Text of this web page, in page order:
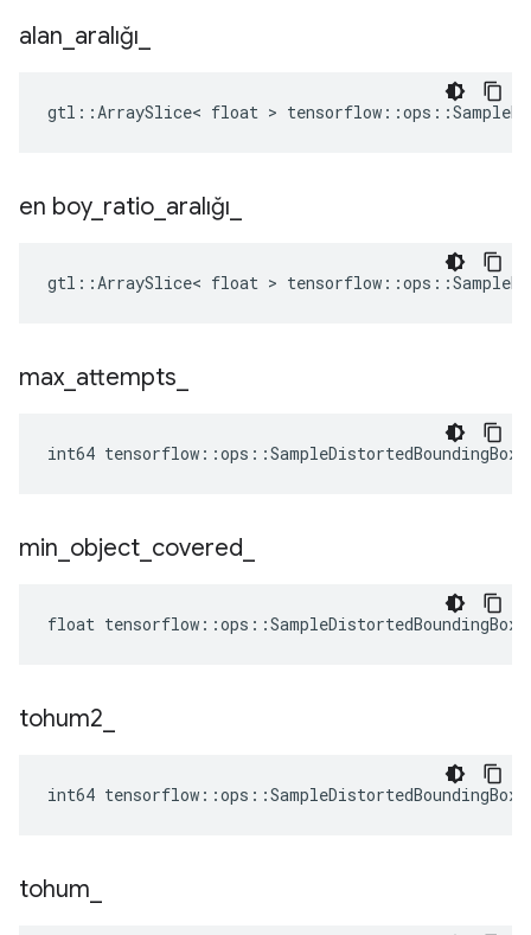
alan aralığı
gtl::ArraySlice< float >
en boy_ ratio aralığı
gtl::ArraySlice< float >
max attempts
int64
min object covered
float
tohum2
int64
tohum